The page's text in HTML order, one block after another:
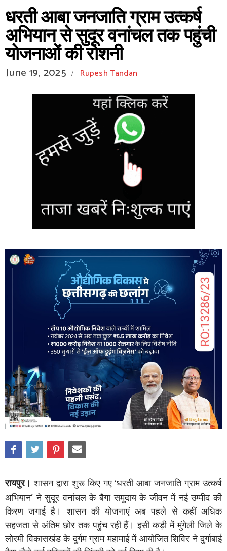
धरती आबा जनजाति ग्राम उत्कर्ष
अभियान से सुदूर वनांचल तक पहुंची
योजनाओं की रोशनी
June 19, 2025 / Rupesh Tandan
रायपुर। शासन द्वारा शुरू किए गए‘धरती आबा जनजाति ग्राम उत्कर्ष
अभियान’ने सुदूर वनांचल के बैगा समुदाय के जीवन में नई उम्मीद की
किरण जगाई है। शासन की योजनाएं अब पहले से कहीं अधिक
सहजता से अंतिम छोर तक पहुंच रही हैं। इसी कड़ी में मुंगेली जिले के
लोरमी विकासखंड के दुर्गम ग्राम महामाई में आयोजित शिविर ने दुर्गाबाई